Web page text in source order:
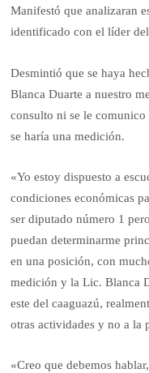
Manifestó que analizaran
identificado con el líder
Desmintió que se haya
Blanca Duarte a nuestro
consulto ni se le
se haría una medición.
«Yo estoy dispuesto a
condiciones económicas
ser diputado número 1
puedan determinarme
en una posición, con
medición y la Lic. Blanca
este del caaguazú,
otras actividades y no a la
«Creo que debemos